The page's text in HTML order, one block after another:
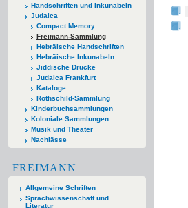
Handschriften und Inkunabeln
Judaica
Compact Memory
Freimann-Sammlung
Hebräische Handschriften
Hebräische Inkunabeln
Jiddische Drucke
Judaica Frankfurt
Kataloge
Rothschild-Sammlung
Kinderbuchsammlungen
Koloniale Sammlungen
Musik und Theater
Nachlässe
FREIMANN
Allgemeine Schriften
Sprachwissenschaft und
Literatur